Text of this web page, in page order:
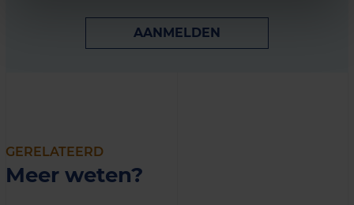
AANMELDEN
GERELATEERD
Meer weten?